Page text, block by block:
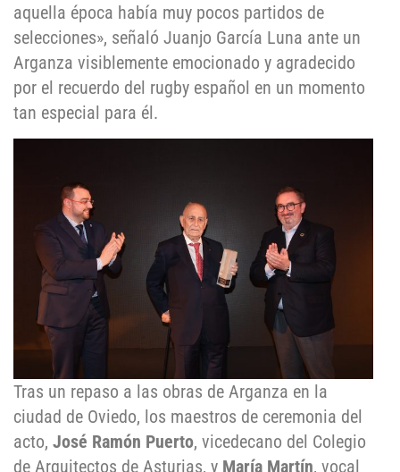
aquella época había muy pocos partidos de
selecciones», señaló Juanjo García Luna ante un
Arganza visiblemente emocionado y agradecido
por el recuerdo del rugby español en un momento
tan especial para él.
Tras un repaso a las obras de Arganza en la
ciudad de Oviedo, los maestros de ceremonia del
acto, José Ramón Puerto, vicedecano del Colegio
de Arquitectos de Asturias, y María Martín, vocal